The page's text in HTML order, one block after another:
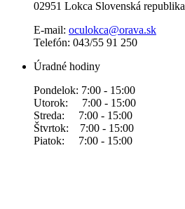
02951 Lokca Slovenská republika
E-mail: oculokca@orava.sk
Telefón: 043/55 91 250
Úradné hodiny
Pondelok: 7:00 - 15:00
Utorok: 7:00 - 15:00
Streda: 7:00 - 15:00
Štvrtok: 7:00 - 15:00
Piatok: 7:00 - 15:00